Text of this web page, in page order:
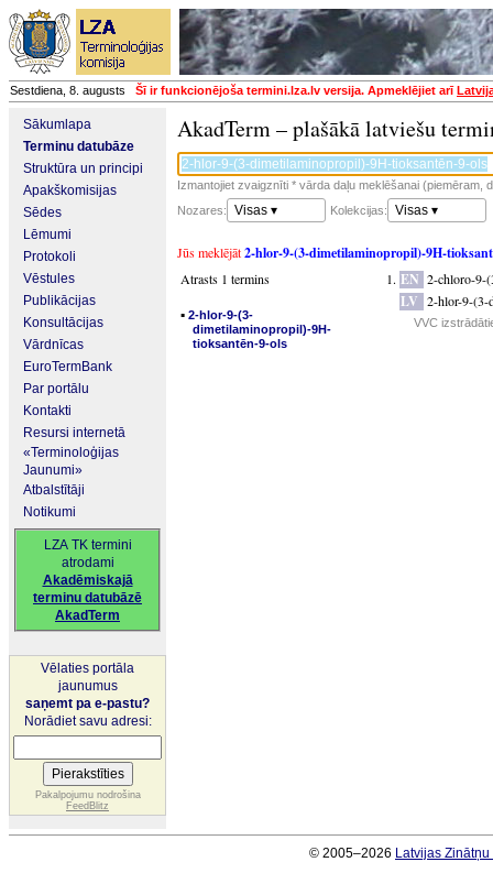
Sestdiena, 8. augusts Šī ir funkcionējoša termini.lza.lv versija. Apmeklējiet arī
Sākumlapa
Terminu datubāze
Struktūra un principi
Apakškomisijas
Sēdes
Lēmumi
Protokoli
Vēstules
Publikācijas
Konsultācijas
Vārdnīcas
EuroTermBank
Par portālu
Kontakti
Resursi internetā
«Terminoloģijas
Jaunumi»
Atbalstītāji
Notikumi
LZA TK termini
atrodami
Akadēmiskajā
terminu datubāzē
AkadTerm
Vēlaties portāla
jaunumus
saņemt pa e-pastu?
Norādiet savu adresi:
Pakalpojumu nodrošina
FeedBlitz
AkadTerm – plašākā latviešu
Izmantojiet zvaigznīti * vārda daļu meklēšanai (piemēram,
Nozares:
Visas ▾ Kolekcijas: Visas ▾
Jūs meklējāt2-hlor-9-(3-dimetilaminopropil)-9H-
Atrasts 1 termins
▪ 2-hlor-9-(3-
dimetilaminopropil)-9H-
tioksantēn-9-ols
EN 2-chloro-9-
LV 2-hlor-9-(3-
VVC
© 2005–2026 Latvijas